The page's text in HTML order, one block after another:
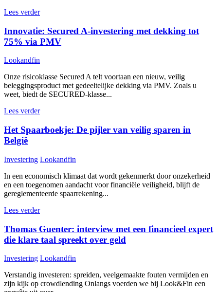
Lees verder
Innovatie: Secured A-investering met dekking tot
75% via PMV
Lookandfin
Onze risicoklasse Secured A telt voortaan een nieuw, veilig
beleggingsproduct met gedeeltelijke dekking via PMV. Zoals u
weet, biedt de SECURED-klasse...
Lees verder
Het Spaarboekje: De pijler van veilig sparen in
België
Investering Lookandfin
In een economisch klimaat dat wordt gekenmerkt door onzekerheid
en een toegenomen aandacht voor financiële veiligheid, blijft de
gereglementeerde spaarrekening...
Lees verder
Thomas Guenter: interview met een financieel expert
die klare taal spreekt over geld
Investering Lookandfin
Verstandig investeren: spreiden, veelgemaakte fouten vermijden en
zijn kijk op crowdlending Onlangs voerden we bij Look&Fin een